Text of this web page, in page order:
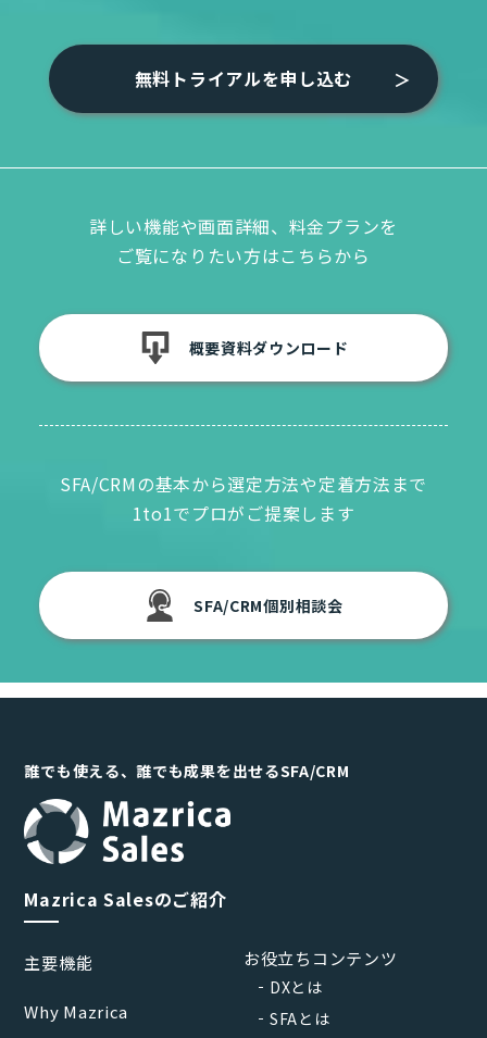
無料トライアルを申し込む
詳しい機能や画面詳細、料金プランを
ご覧になりたい方はこちらから
概要資料ダウンロード
SFA/CRMの基本から選定方法や定着方法まで
1to1でプロがご提案します
SFA/CRM個別相談会
誰でも使える、誰でも成果を出せるSFA/CRM
Mazrica Salesのご紹介
主要機能
Why Mazrica
お役立ちコンテンツ
DXとは
SFAとは